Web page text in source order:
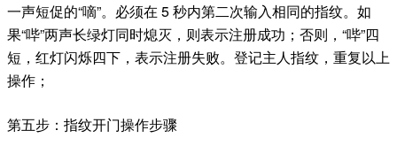
一声短促的“嘀”。必须在 5 秒内第二次输入相同的指纹。如
果“哔”两声长绿灯同时熄灭，则表示注册成功；否则，“哔”四
短，红灯闪烁四下，表示注册失败。登记主人指纹，重复以上
操作；
第五步：指纹开门操作步骤